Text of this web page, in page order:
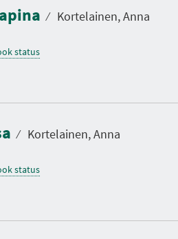
⁄ Kortelainen, Anna
status
⁄ Kortelainen, Anna
status